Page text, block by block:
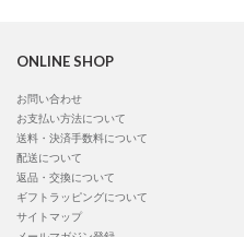
ONLINE SHOP
お問い合わせ
お支払い方法について
送料・決済手数料について
配送について
返品・交換について
ギフトラッピングについて
サイトマップ